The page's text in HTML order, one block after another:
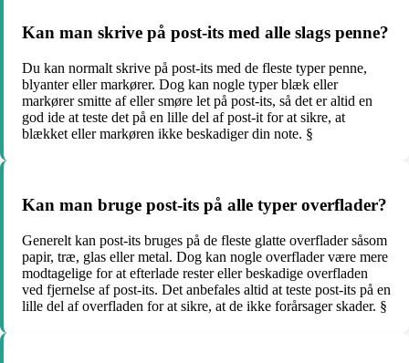
Kan man skrive på post-its med alle slags penne?
Du kan normalt skrive på post-its med de fleste typer penne,
blyanter eller markører. Dog kan nogle typer blæk eller
markører smitte af eller smøre let på post-its, så det er altid en
god ide at teste det på en lille del af post-it for at sikre, at
blækket eller markøren ikke beskadiger din note. §
Kan man bruge post-its på alle typer overflader?
Generelt kan post-its bruges på de fleste glatte overflader såsom
papir, træ, glas eller metal. Dog kan nogle overflader være mere
modtagelige for at efterlade rester eller beskadige overfladen
ved fjernelse af post-its. Det anbefales altid at teste post-its på en
lille del af overfladen for at sikre, at de ikke forårsager skader. §